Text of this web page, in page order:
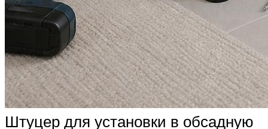
Штуцер для установки в обсадную